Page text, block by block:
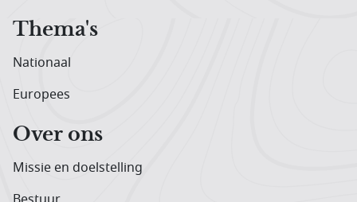
Thema's
Nationaal
Europees
Over ons
Missie en doelstelling